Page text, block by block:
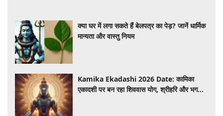
क्या घर में लगा सकते हैं बेलपत्र का पेड़? जानें धार्मिक
मान्यता और वास्तु नियम
Kamika Ekadashi 2026 Date: कामिका
एकादशी पर बन रहा शिववास योग, श्रीहरि और भगवान